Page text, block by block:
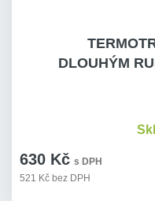
DLOUHÝM
630 Kč s DPH
521 Kč bez DPH